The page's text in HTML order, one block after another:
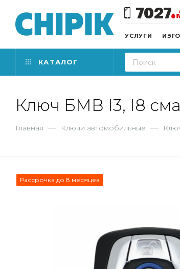
7027
УСЛУГИ
КАТАЛОГ
Ключ БМВ I3, I8
Главная — Ключи автомобильные —
Рассрочка до 8 месяцев